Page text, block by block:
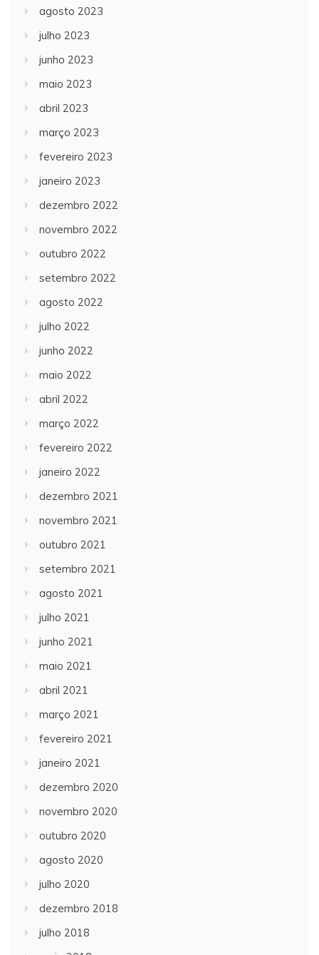
agosto 2023
julho 2023
junho 2023
maio 2023
abril 2023
março 2023
fevereiro 2023
janeiro 2023
dezembro 2022
novembro 2022
outubro 2022
setembro 2022
agosto 2022
julho 2022
junho 2022
maio 2022
abril 2022
março 2022
fevereiro 2022
janeiro 2022
dezembro 2021
novembro 2021
outubro 2021
setembro 2021
agosto 2021
julho 2021
junho 2021
maio 2021
abril 2021
março 2021
fevereiro 2021
janeiro 2021
dezembro 2020
novembro 2020
outubro 2020
agosto 2020
julho 2020
dezembro 2018
julho 2018